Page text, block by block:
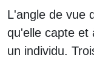
L'angle de vue
qu'elle capte et
un individu.